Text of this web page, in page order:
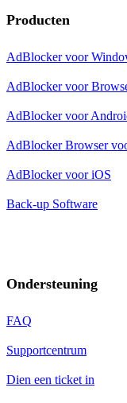
Producten
AdBlocker voor
AdBlocker voor
AdBlocker voor
AdBlocker Browser
AdBlocker voor iOS
Back-up Software
Ondersteuning
FAQ
Supportcentrum
Dien een ticket in